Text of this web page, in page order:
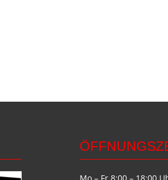
Mo – Fr 8:00 – 18:00